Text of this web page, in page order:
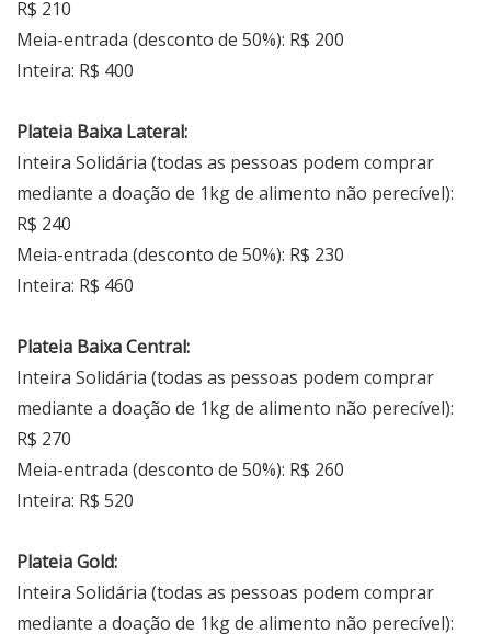
R$ 210
Meia-entrada (desconto de 50%): R$ 200
Inteira: R$ 400
Plateia Baixa Lateral:
Inteira Solidária (todas as pessoas podem comprar
mediante a doação de 1kg de alimento não perecível):
R$ 240
Meia-entrada (desconto de 50%): R$ 230
Inteira: R$ 460
Plateia Baixa Central:
Inteira Solidária (todas as pessoas podem comprar
mediante a doação de 1kg de alimento não perecível):
R$ 270
Meia-entrada (desconto de 50%): R$ 260
Inteira: R$ 520
Plateia Gold:
Inteira Solidária (todas as pessoas podem comprar
mediante a doação de 1kg de alimento não perecível):